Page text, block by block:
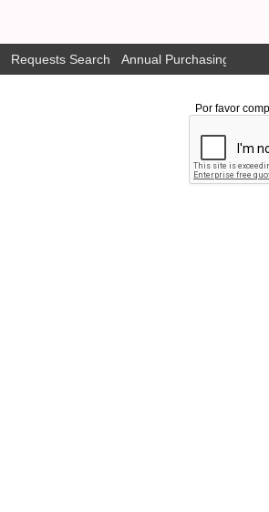
Requests Search Annual Purchasing Plan
Por favor